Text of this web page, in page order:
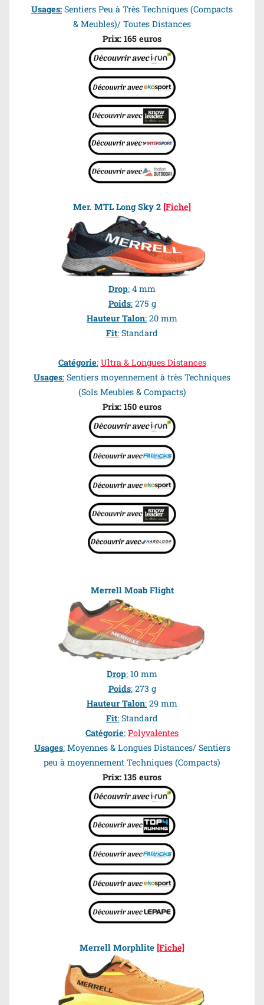
Usages: Sentiers Peu à Très Techniques (Compacts
& Meubles)/ Toutes Distances
Prix: 165 euros
Mer. MTL Long Sky 2 [Fiche]
Drop: 4 mm
Poids:275 g
Hauteur Talon: 20 mm
Fit: Standard
Catégorie: Ultra & Longues Distances
Usages: Sentiers moyennement à très Techniques
(Sols Meubles & Compacts)
Prix: 150 euros
Merrell Moab Flight
Drop: 10 mm
Poids:273 g
Hauteur Talon: 29 mm
Fit: Standard
Catégorie: Polyvalentes
Usages:Moyennes & Longues Distances/ Sentiers
peu à moyennement Techniques (Compacts)
Prix: 135 euros
Merrell Morphlite [Fiche]